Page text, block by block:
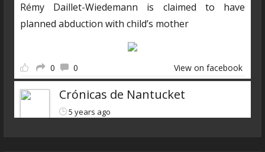
Rémy Daillet-Wiedemann is claimed to have
planned abduction with child’s mother
0 0 View on facebook
Crónicas de Nantucket
5 years ago